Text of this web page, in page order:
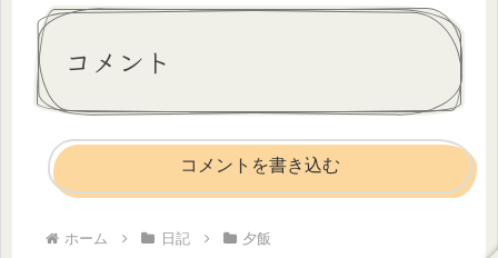
コメント
コメントを書き込む
ホーム 日記 夕飯